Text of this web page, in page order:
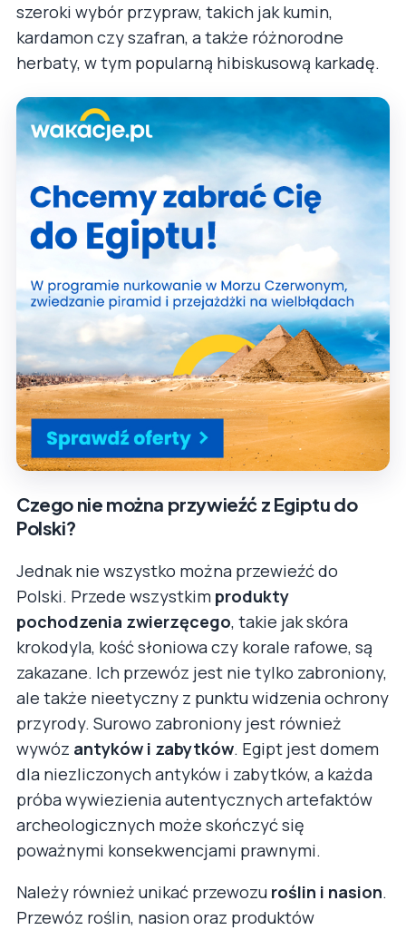
szeroki wybór przypraw, takich jak kumin,
kardamon czy szafran, a także różnorodne
herbaty, w tym popularną hibiskusową karkadę.
Czego nie można przywieźć z Egiptu do
Polski?
Jednak nie wszystko można przewieźć do
Polski. Przede wszystkim produkty
pochodzenia zwierzęcego, takie jak skóra
krokodyla, kość słoniowa czy korale rafowe, są
zakazane. Ich przewóz jest nie tylko zabroniony,
ale także nieetyczny z punktu widzenia ochrony
przyrody. Surowo zabroniony jest również
wywóz antyków i zabytków. Egipt jest domem
dla niezliczonych antyków i zabytków, a każda
próba wywiezienia autentycznych artefaktów
archeologicznych może skończyć się
poważnymi konsekwencjami prawnymi.
Należy również unikać przewozu roślin i nasion.
Przewóz roślin, nasion oraz produktów